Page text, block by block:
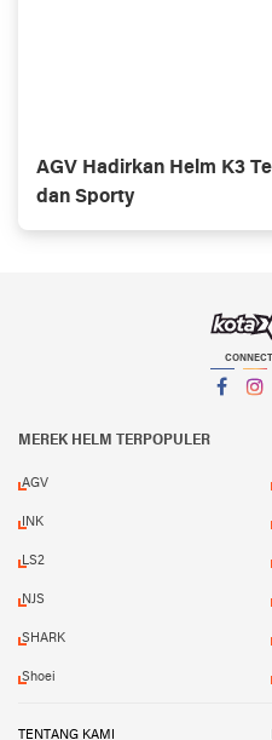
AGV Hadirkan Helm K3
dan Sporty
MEREK HELM TERPOPULER
AGV
INK
LS2
NJS
SHARK
Shoei
TENTANG KAMI